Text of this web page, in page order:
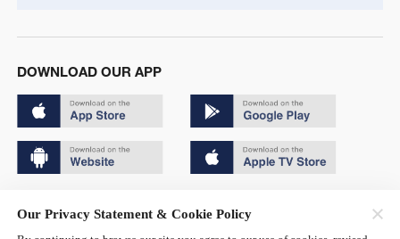
DOWNLOAD OUR APP
Our Privacy Statement & Cookie Policy